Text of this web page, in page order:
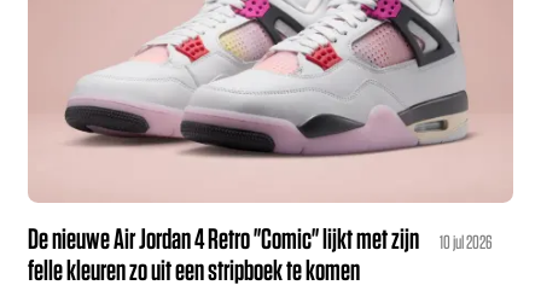
De nieuwe Air Jordan 4 Retro "Comic" lijkt met zijn
felle kleuren zo uit een stripboek te komen
10 jul 2026